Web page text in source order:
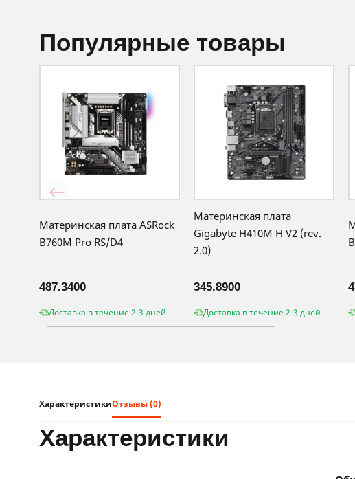
популярные товары
Материнская плата ASRock
B760M Pro RS/D4
487.3400
Доставка в течение 2-3 дней
Материнская плата
Gigabyte H410M H V2 (rev.
2.0)
345.8900
Доставка в течение 2-3 дней
ХарактеристикиОтзывы (0)
характеристики